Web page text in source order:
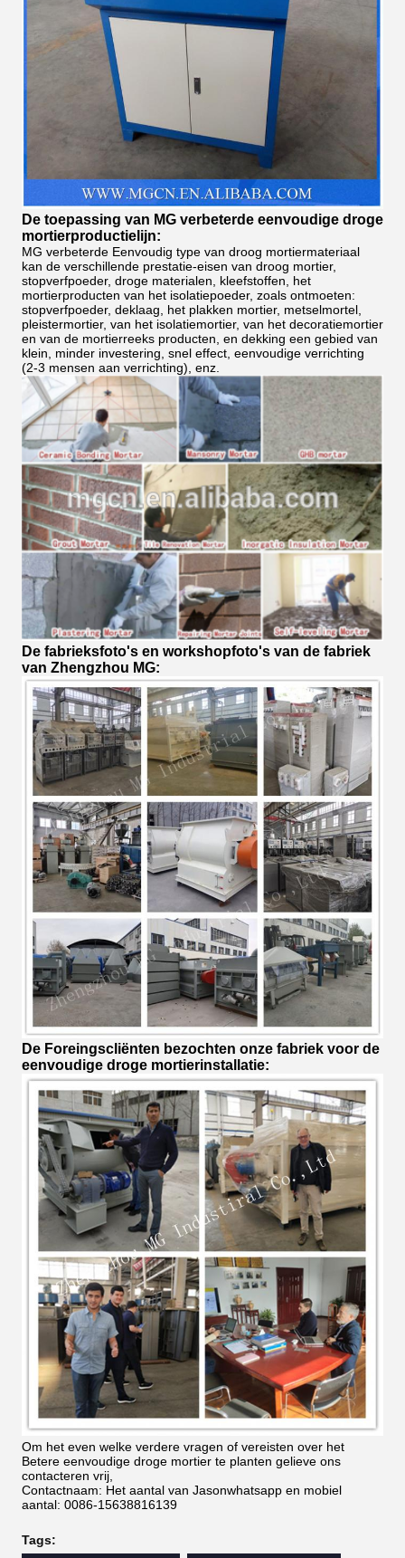
De toepassing van MG verbeterde eenvoudige droge
mortierproductielijn:
MG verbeterde Eenvoudig type van droog mortiermateriaal
kan de verschillende prestatie-eisen van droog mortier,
stopverfpoeder, droge materialen, kleefstoffen, het
mortierproducten van het isolatiepoeder, zoals ontmoeten:
stopverfpoeder, deklaag, het plakken mortier, metselmortel,
pleistermortier, van het isolatiemortier, van het decoratiemortier
en van de mortierreeks producten, en dekking een gebied van
klein, minder investering, snel effect, eenvoudige verrichting
(2-3 mensen aan verrichting), enz.
De fabrieksfoto's en workshopfoto's van de fabriek
van Zhengzhou MG:
De Foreingscliënten bezochten onze fabriek voor de
eenvoudige droge mortierinstallatie:
Om het even welke verdere vragen of vereisten over het
Betere eenvoudige droge mortier te planten gelieve ons
contacteren vrij,
Contactnaam: Het aantal van Jasonwhatsapp en mobiel
aantal: 0086-15638816139
Tags: